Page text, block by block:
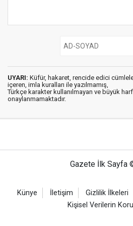
UYARI: Küfür, hakaret, rencide edici
içeren, imla kuralları ile yazılmamış,
Türkçe karakter kullanılmayan ve büyük
onaylanmamaktadır.
Gazete İlk Sayfa
Künye İletişim Gizlilik İlkeleri
Kişisel Verilerin